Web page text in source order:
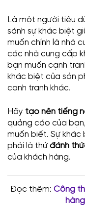
Là một người tiêu
sánh sự khác biệt
muốn chính là nhà
các nhà cung cấp
bạn muốn cạnh
khác biệt của sản
cạnh tranh khác.
Hãy tạo nên tiếng
quảng cáo của
muốn biết. Sự khác
phải là thứ đánh
của khách hàng.
Đọc thêm: Công